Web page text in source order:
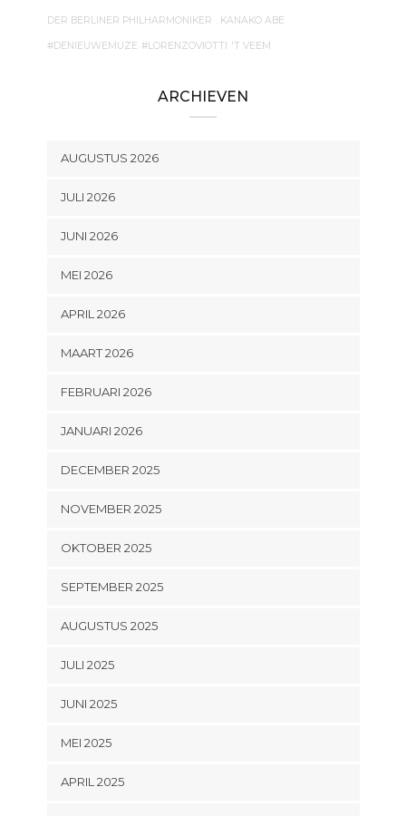
DER BERLINER PHILHARMONIKER . KANAKO ABE
#DENIEUWEMUZE #LORENZOVIOTTI 'T VEEM
ARCHIEVEN
AUGUSTUS 2026
JULI 2026
JUNI 2026
MEI 2026
APRIL 2026
MAART 2026
FEBRUARI 2026
JANUARI 2026
DECEMBER 2025
NOVEMBER 2025
OKTOBER 2025
SEPTEMBER 2025
AUGUSTUS 2025
JULI 2025
JUNI 2025
MEI 2025
APRIL 2025